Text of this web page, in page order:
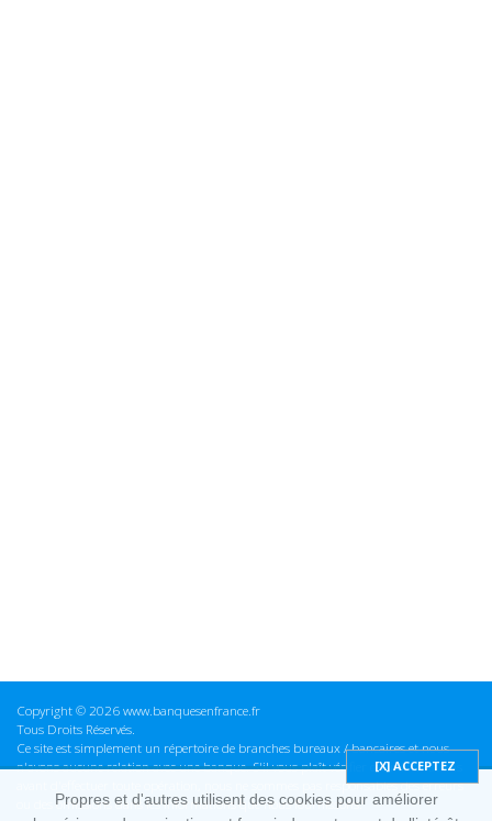
Copyright © 2026 www.banquesenfrance.fr
Tous Droits Réservés.
Ce site est simplement un répertoire de branches bureaux / bancaires et nous
n'avons aucune relation avec une banque. S'il vous plaît vérifier ces informations
avant d'effectuer toute opération, nous ne sommes pas responsables des erreurs
ou des omissions dans les informations que nous fournissons.
Propres et d'autres utilisent des cookies pour améliorer